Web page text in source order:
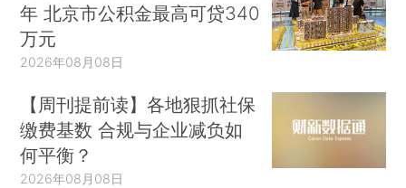
年 北京市公积金最高可贷340
万元
2026年08月08日
【周刊提前读】各地狠抓社保
缴费基数 合规与企业减负如
何平衡？
2026年08月08日